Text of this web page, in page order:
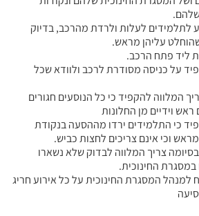
לתלמידים לעלות ולרדת מהרכב, בדיוק
עליהן מראש.
ליד פתח הרכב.
על כניסה מסודרת לרכב ולוודא שכל
המלווה להקפיד כי כל הנוסעים חגורים
ראש וידיים מן החלונות
כי התלמידים ירדו מההסעה בנקודת
וכי אינם צריכים לחצות כביש.
צריך המלווה לבדוק שלא נשארו
החינוכית.
למנהל המסגרת החינוכית על כל אירוע חריג